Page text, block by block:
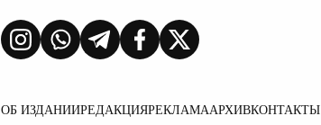
ОБ ИЗДАНИИРЕДАКЦИЯРЕКЛАМААРХИВКОНТАКТЫ